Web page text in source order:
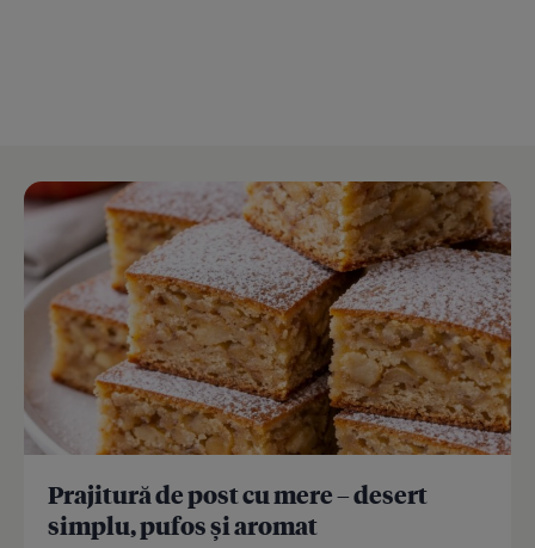
Prajitură de post cu mere – desert
simplu, pufos și aromat